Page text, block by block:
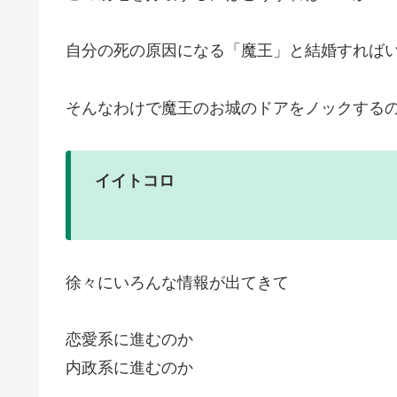
自分の死の原因になる「魔王」と結婚すれば
そんなわけで魔王のお城のドアをノックする
イイトコロ
徐々にいろんな情報が出てきて
恋愛系に進むのか
内政系に進むのか